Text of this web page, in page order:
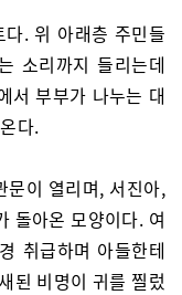
. 위 아래층 주민들
소리까지 들리는데
서 부부가 나누는 대
다.
문이 열리며, 서진아,
돌아온 모양이다. 여
취급하며 아들한테
된 비명이 귀를 찔렀